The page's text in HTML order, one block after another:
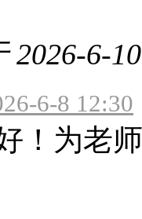
2026-6-
6-8 12:30
！为老